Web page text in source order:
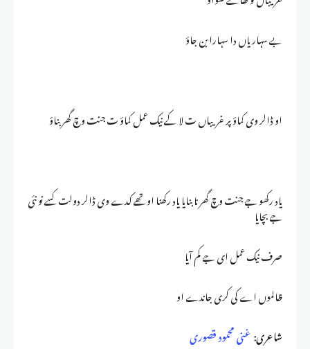
بے سہاریاں دا سہارا بن جاؤ
او ڈالر وی کماؤ پر غریباں ت لا کے نیک عمل کماؤ ت جنت وچ گھر بناؤ
یاد رکھو جے جنت وچ گھر نا بنایا یاد رکھنا اوتھے کدے وی ڈالر دولت کسے نو نئی
جے بچایا
صرف نیک عمل ای جے کم آیا
ظالموں اے کی کری جاندے او
شاعری:غنی محمود قصوری